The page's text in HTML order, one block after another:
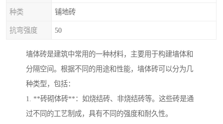
种类 铺地砖
抗弯强度 50
墙体砖是建筑中常用的一种材料，主要用于构建墙体和
分隔空间。根据不同的用途和性能，墙体砖可以分为几
种类型，包括：
1. **砖砌体砖**：如烧结砖、非烧结砖等。这些砖是通
过不同的工艺制成，具有不同的强度和耐久性。